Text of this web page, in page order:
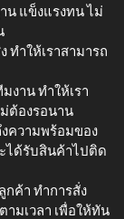
แข็งแรงทน ไม่
ทำให้เราสามารถ
งาน ทำให้เรา
ต้องรอนาน
ความพร้อมของ
ได้รับสินค้าไปติด
กค้า ทำการสั่ง
ามเวลา เพื่อให้ทัน